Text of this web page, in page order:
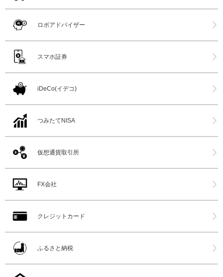
ロボアドバイザー
スマホ証券
iDeCo(イデコ)
つみたてNISA
仮想通貨取引所
FX会社
クレジットカード
ふるさと納税